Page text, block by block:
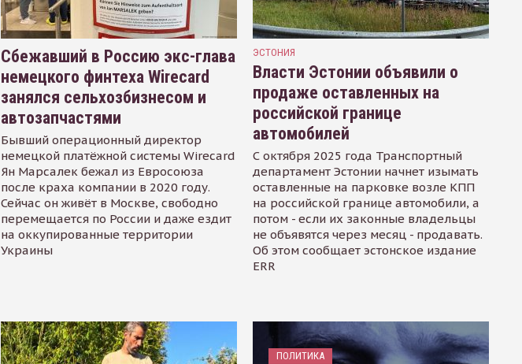
Сбежавший в Россию экс-глава
немецкого финтеха Wirecard
занялся сельхозбизнесом и
автозапчастями
Бывший операционный директор
немецкой платёжной системы Wirecard
Ян Марсалек бежал из Евросоюза
после краха компании в 2020 году.
Сейчас он живёт в Москве, свободно
перемещается по России и даже ездит
на оккупированные территории
Украины
ЭСТОНИЯ
Власти Эстонии объявили о
продаже оставленных на
российской границе
автомобилей
С октября 2025 года Транспортный
департамент Эстонии начнет изымать
оставленные на парковке возле КПП
на российской границе автомобили, а
потом - если их законные владельцы
не объявятся через месяц - продавать.
Об этом сообщает эстонское издание
ERR
ПОЛИТИКА